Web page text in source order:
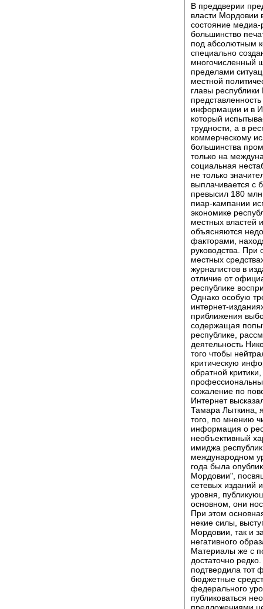
В преддверии
власти Мордовии
состояние медиа-
большинство
под абсолютным
специально
многочисленный
пределами
местной
главы
информации и в
который
трудности, а в
коммерческому
большинства
только на
социальная
не только
выплачивается с
превысил 180
пиар-кампании
экономике
местных властей
объясняются
факторами,
руководства. При
местных
журналистов в
отличие от
республике
Однако особую
интернет-
приближения
содержащая
республике,
деятельность
того чтобы
критическую
обратной
сожаление по
Интернет
Тамара Лыткина,
того, по мнению
информация о
необъективный
имиджа
международном
года была
Мордовии",
сетевых изданий
уровня,
основном, они
При этом
некие силы,
Мордовии, так и
негативного
Материалы же с
достаточно
подтвердила тот
бюджетные
федерального
публиковаться
предложениями